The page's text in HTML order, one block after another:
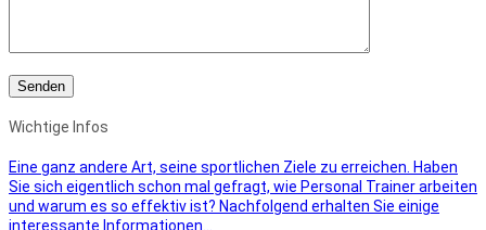
Wichtige Infos
Eine ganz andere Art, seine sportlichen Ziele zu erreichen. Haben
Sie sich eigentlich schon mal gefragt, wie Personal Trainer arbeiten
und warum es so effektiv ist? Nachfolgend erhalten Sie einige
interessante Informationen…